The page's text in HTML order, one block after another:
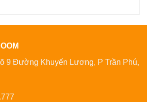
9 Đường Khuyến Lương, P Trần Phú,